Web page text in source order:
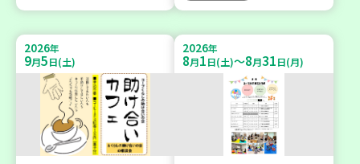
2026年
9月5日(土)
2026年
8月1日(土)～8月31日(月)